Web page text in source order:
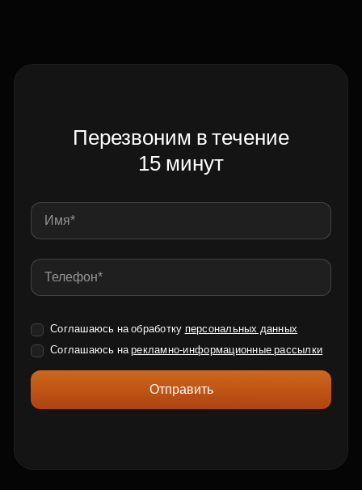
Перезвоним в течение
15 минут
Соглашаюсь на обработку персональных данных
Соглашаюсь нарекламно-информационные рассылки
Отправить